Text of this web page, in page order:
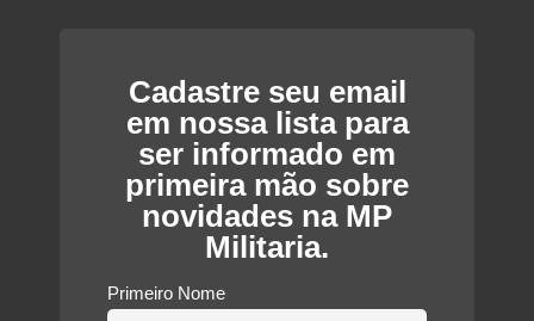
Cadastre seu email
em nossa lista para
ser informado em
primeira mão sobre
novidades na MP
Militaria.
Primeiro Nome